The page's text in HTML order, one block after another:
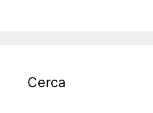
Cerca